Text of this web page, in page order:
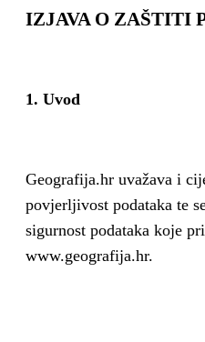
IZJAVA O ZAŠTITI
1. Uvod
Geografija.hr uvažava i
povjerljivost podataka te
sigurnost podataka koje
www.geografija.hr.